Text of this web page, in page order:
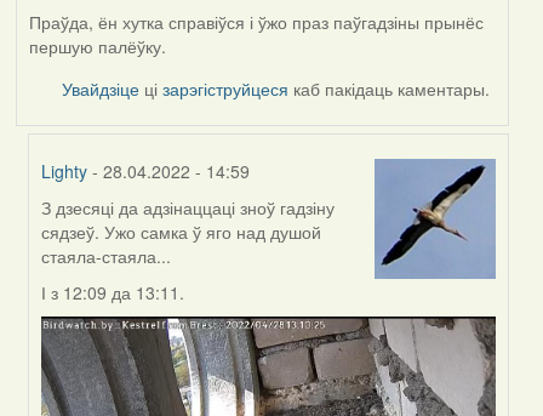
Праўда, ён хутка справіўся і ўжо праз паўгадзіны прынёс
першую палёўку.
Увайдзіце цізарэгіструйцеся каб пакідаць каментары.
Lighty - 28.04.2022 - 14:59
In
reply
to
by
Harrier
З дзесяці да адзінаццаці зноў гадзіну
сядзеў. Ужо самка ў яго над душой
стаяла-стаяла...
І з 12:09 да 13:11.